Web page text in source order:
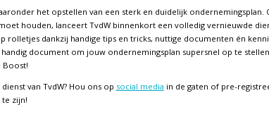
het opstellen van een sterk en duidelijk ondernemingsplan.
houden, lanceert TvdW binnenkort een volledig vernieuwde
dankzij handige tips en tricks, nuttige documenten én
document om jouw ondernemingsplan supersnel op te
Boost!
van TvdW? Hou ons op social media in de gaten of pre-
zijn!